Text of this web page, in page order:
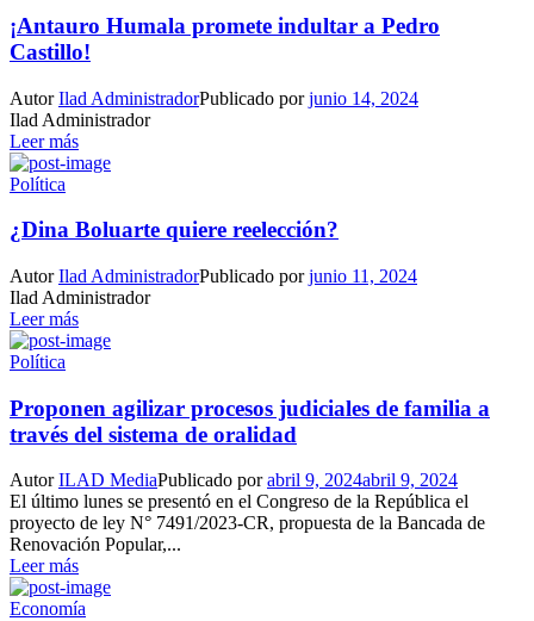
¡Antauro Humala promete indultar a Pedro
Castillo!
AutorIlad AdministradorPublicado porjunio 14, 2024
Ilad Administrador
Leer más
Política
¿Dina Boluarte quiere reelección?
AutorIlad AdministradorPublicado porjunio 11, 2024
Ilad Administrador
Leer más
Política
Proponen agilizar procesos judiciales de familia a
través del sistema de oralidad
AutorILAD MediaPublicado porabril 9, 2024abril 9, 2024
El último lunes se presentó en el Congreso de la República el
proyecto de ley N° 7491/2023-CR, propuesta de la Bancada de
Renovación Popular,...
Leer más
Economía